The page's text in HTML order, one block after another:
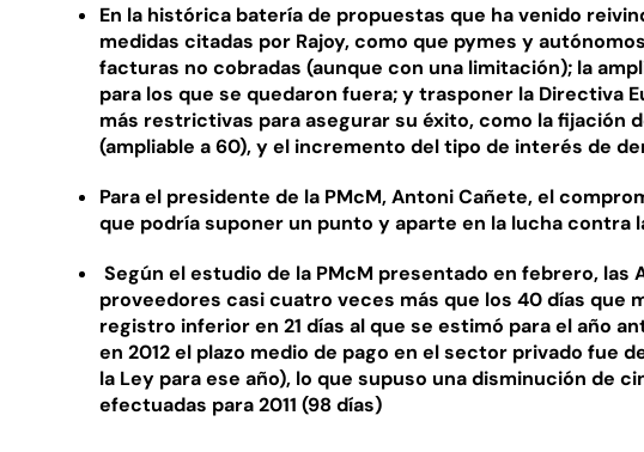
En la histórica batería de propuestas que ha venido
medidas citadas por Rajoy, como que pymes y
facturas no cobradas (aunque con una limitación); la
para los que se quedaron fuera; y trasponer la Directiva
más restrictivas para asegurar su éxito, como la fijación
(ampliable a 60), y el incremento del tipo de interés de
Para el presidente de la PMcM, Antoni Cañete, el
que podría suponer un punto y aparte en la lucha contra
Según el estudio de la PMcM presentado en febrero, las
proveedores casi cuatro veces más que los 40 días que
registro inferior en 21 días al que se estimó para el año
en 2012 el plazo medio de pago en el sector privado fue
la Ley para ese año), lo que supuso una disminución de
efectuadas para 2011 (98 días)